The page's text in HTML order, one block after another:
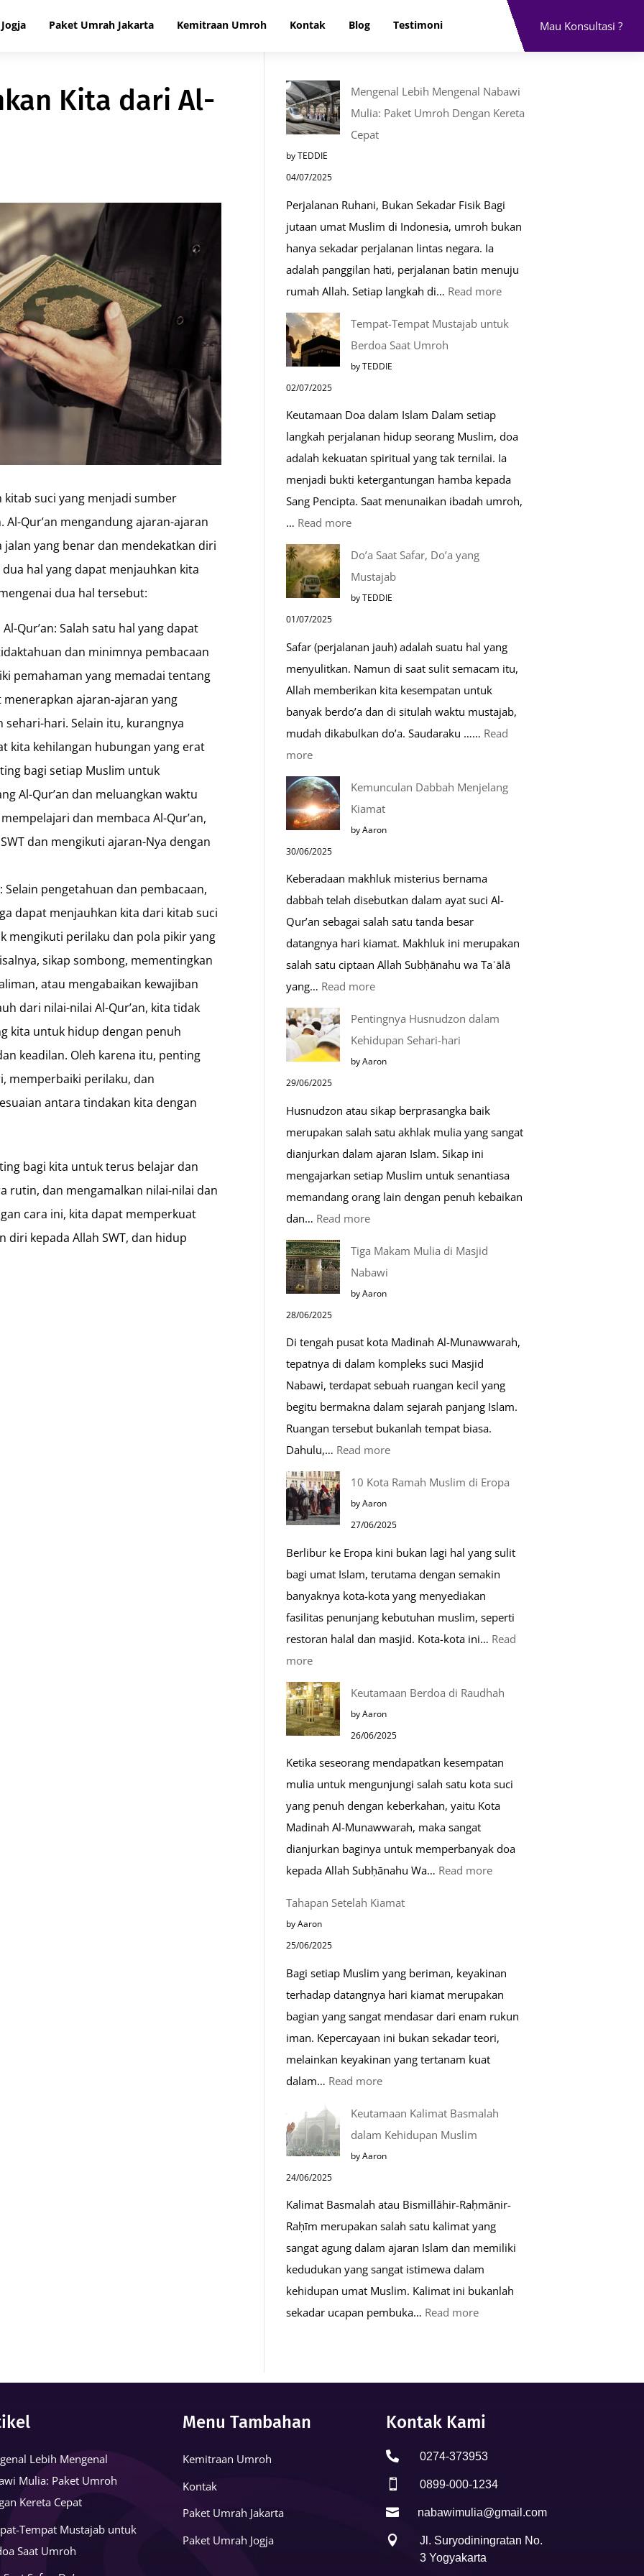
Paket Umrah Jakarta Kemitraan Umroh Kontak Blog Testimoni Mau Konsultasi ?
Kita dari Al-
kitab suci yang menjadi sumber
Qur’an mengandung ajaran-ajaran
yang benar dan mendekatkan diri
hal yang dapat menjauhkan kita
dua hal tersebut:
Qur’an: Salah satu hal yang dapat
dan minimnya pembacaan
pemahaman yang memadai tentang
menerapkan ajaran-ajaran yang
hari. Selain itu, kurangnya
kita kehilangan hubungan yang erat
bagi setiap Muslim untuk
Al-Qur’an dan meluangkan waktu
dan membaca Al-Qur’an,
dan mengikuti ajaran-Nya dengan
Selain pengetahuan dan pembacaan,
dapat menjauhkan kita dari kitab suci
mengikuti perilaku dan pola pikir yang
sikap sombong, mementingkan
atau mengabaikan kewajiban
dari nilai-nilai Al-Qur’an, kita tidak
kita untuk hidup dengan penuh
keadilan. Oleh karena itu, penting
memperbaiki perilaku, dan
antara tindakan kita dengan
bagi kita untuk terus belajar dan
rutin, dan mengamalkan nilai-nilai dan
cara ini, kita dapat memperkuat
diri kepada Allah SWT, dan hidup
Mengenal Lebih Mengenal Nabawi
Mulia: Paket Umroh Dengan Kereta
Cepat
by TEDDIE
04/07/2025
Perjalanan Ruhani, Bukan Sekadar Fisik Bagi
jutaan umat Muslim di Indonesia, umroh bukan
hanya sekadar perjalanan lintas negara. Ia
adalah panggilan hati, perjalanan batin menuju
rumah Allah. Setiap langkah di… Read more:
Umroh
Dengan
Kereta
Cepat
Tempat-Tempat Mustajab untuk
Berdoa Saat Umroh
by TEDDIE
02/07/2025
Keutamaan Doa dalam Islam Dalam setiap
langkah perjalanan hidup seorang Muslim, doa
adalah kekuatan spiritual yang tak ternilai. Ia
menjadi bukti ketergantungan hamba kepada
Sang Pencipta. Saat menunaikan ibadah umroh,
… Read more:
Mustajab
Saat
Umroh
Do’a Saat Safar, Do’a yang
Mustajab
by TEDDIE
01/07/2025
Safar (perjalanan jauh) adalah suatu hal yang
menyulitkan. Namun di saat sulit semacam itu,
Allah memberikan kita kesempatan untuk
banyak berdo’a dan di situlah waktu mustajab,
mudah dikabulkan do’a. Saudaraku …… Read
more:
Do’a
Saat
Safar,
Mustajab
Kemunculan Dabbah Menjelang
Kiamat
by Aaron
30/06/2025
Keberadaan makhluk misterius bernama
dabbah telah disebutkan dalam ayat suci Al-
Qur’an sebagai salah satu tanda besar
datangnya hari kiamat. Makhluk ini merupakan
salah satu ciptaan Allah Subḥānahu wa Taʿālā
yang… Read more:
Dabbah
Menjelang
Pentingnya Husnudzon dalam
Kehidupan Sehari-hari
by Aaron
29/06/2025
Husnudzon atau sikap berprasangka baik
merupakan salah satu akhlak mulia yang sangat
dianjurkan dalam ajaran Islam. Sikap ini
mengajarkan setiap Muslim untuk senantiasa
memandang orang lain dengan penuh kebaikan
dan… Read more:
hari
Tiga Makam Mulia di Masjid
Nabawi
by Aaron
28/06/2025
Di tengah pusat kota Madinah Al-Munawwarah,
tepatnya di dalam kompleks suci Masjid
Nabawi, terdapat sebuah ruangan kecil yang
begitu bermakna dalam sejarah panjang Islam.
Ruangan tersebut bukanlah tempat biasa.
Dahulu,… Read more:
Masjid
Nabawi
10 Kota Ramah Muslim di Eropa
by Aaron
27/06/2025
Berlibur ke Eropa kini bukan lagi hal yang sulit
bagi umat Islam, terutama dengan semakin
banyaknya kota-kota yang menyediakan
fasilitas penunjang kebutuhan muslim, seperti
restoran halal dan masjid. Kota-kota ini… Read
more:
10
Kota
Ramah
di
Eropa
Keutamaan Berdoa di Raudhah
by Aaron
26/06/2025
Ketika seseorang mendapatkan kesempatan
mulia untuk mengunjungi salah satu kota suci
yang penuh dengan keberkahan, yaitu Kota
Madinah Al-Munawwarah, maka sangat
dianjurkan baginya untuk memperbanyak doa
kepada Allah Subḥānahu Wa… Read more:
Tahapan Setelah Kiamat
by Aaron
25/06/2025
Bagi setiap Muslim yang beriman, keyakinan
terhadap datangnya hari kiamat merupakan
bagian yang sangat mendasar dari enam rukun
iman. Kepercayaan ini bukan sekadar teori,
melainkan keyakinan yang tertanam kuat
dalam… Read more:
Keutamaan Kalimat Basmalah
dalam Kehidupan Muslim
by Aaron
24/06/2025
Kalimat Basmalah atau Bismillāhir-Raḥmānir-
Raḥīm merupakan salah satu kalimat yang
sangat agung dalam ajaran Islam dan memiliki
kedudukan yang sangat istimewa dalam
kehidupan umat Muslim. Kalimat ini bukanlah
sekadar ucapan pembuka… Read more:
Kehidupan
Lebih Mengenal
Mulia: Paket Umroh
Kereta Cepat
Tempat Mustajab untuk
Saat Umroh
Menu Tambahan
Kemitraan Umroh
Kontak
Paket Umrah Jakarta
Paket Umrah Jogja
Kontak Kami
 0274-373953
 0899-000-1234
 nabawimulia@gmail.com

Jl. Suryodiningratan No.
3 Yogyakarta